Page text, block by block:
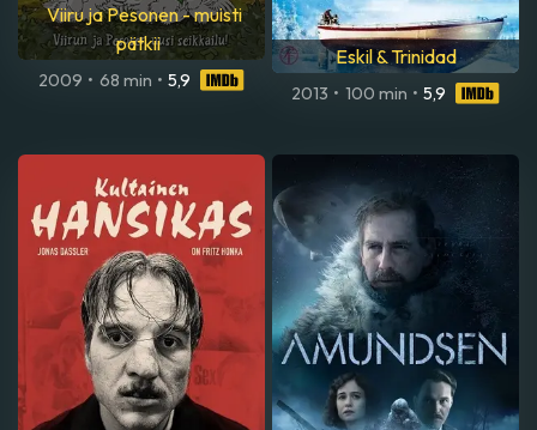
Viiru ja Pesonen - muisti
pätkii
2009 • 68 min • 5,9
Eskil & Trinidad
2013 • 100 min • 5,9